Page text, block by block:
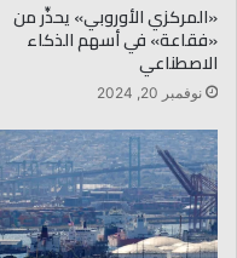
«المركزي الأوروبي» يحذِّر من
«فقاعة» في أسهم الذكاء
الاصطناعي
نوفمبر 20, 2024